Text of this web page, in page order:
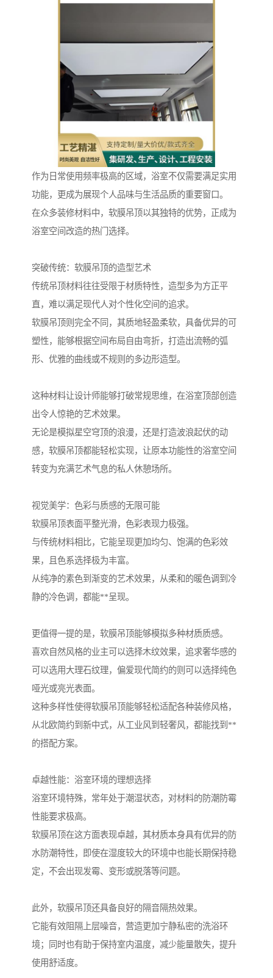
作为日常使用频率极高的区域，浴室不仅需要满足实用
功能，更成为展现个人品味与生活品质的重要窗口。
在众多装修材料中，软膜吊顶以其独特的优势，正成为
浴室空间改造的热门选择。
突破传统：软膜吊顶的造型艺术
传统吊顶材料往往受限于材质特性，造型多为方正平
直，难以满足现代人对个性化空间的追求。
软膜吊顶则完全不同，其质地轻盈柔软，具备优异的可
塑性，能够根据空间布局自由弯折，打造出流畅的弧
形、优雅的曲线或不规则的多边形造型。
这种材料让设计师能够打破常规思维，在浴室顶部创造
出令人惊艳的艺术效果。
无论是模拟星空穹顶的浪漫，还是打造波浪起伏的动
感，软膜吊顶都能轻松实现，让原本功能性的浴室空间
转变为充满艺术气息的私人休憩场所。
视觉美学：色彩与质感的无限可能
软膜吊顶表面平整光滑，色彩表现力极强。
与传统材料相比，它能呈现更加均匀、饱满的色彩效
果，且色系选择极为丰富。
从纯净的素色到渐变的艺术效果，从柔和的暖色调到冷
静的冷色调，都能**呈现。
更值得一提的是，软膜吊顶能够模拟多种材质质感。
喜欢自然风格的业主可以选择木纹效果，追求奢华感的
可以选用大理石纹理，偏爱现代简约的则可以选择纯色
哑光或亮光表面。
这种多样性使得软膜吊顶能够轻松适配各种装修风格，
从北欧简约到新中式，从工业风到轻奢风，都能找到**
的搭配方案。
卓越性能：浴室环境的理想选择
浴室环境特殊，常年处于潮湿状态，对材料的防潮防霉
性能要求极高。
软膜吊顶在这方面表现卓越，其材质本身具有优异的防
水防潮特性，即使在湿度较大的环境中也能长期保持稳
定，不会出现发霉、变形或脱落等问题。
此外，软膜吊顶还具备良好的隔音隔热效果。
它能有效阻隔上层噪音，营造更加宁静私密的洗浴环
境；同时也有助于保持室内温度，减少能量散失，提升
使用舒适度。